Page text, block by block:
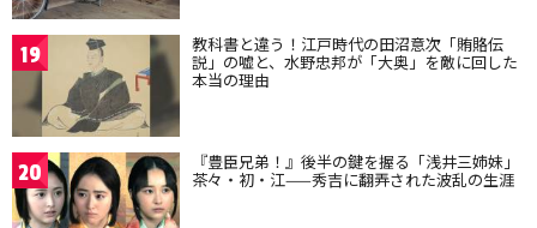
19 教科書と違う！江戸時代の田沼意次「賄賂伝
説」の嘘と、水野忠邦が「大奥」を敵に回した
本当の理由
20 『豊臣兄弟！』後半の鍵を握る「浅井三姉妹」
茶々・初・江——秀吉に翻弄された波乱の生涯